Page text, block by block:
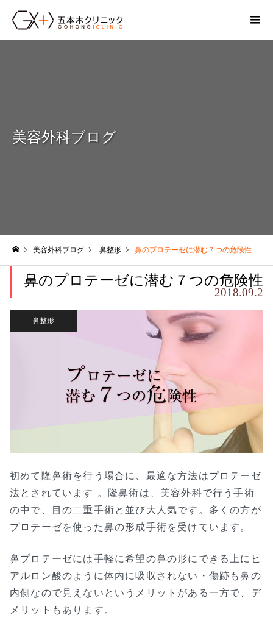
美容外科ブログ
美容外科ブログ 鼻整形 鼻のプロテーゼに潜む７つの危険性
鼻のプロテーゼに潜む７つの危険性
2018.09.2
鼻整形
初めて隆鼻術を行う場合に、最適な方法はプロテーゼ
法とされています 。隆鼻術は、美容外科で行う手術
の中で、目の二重手術と並び大人気です。多くの方が
プロテーゼを使った鼻の形成手術を受けています。
鼻プロテーゼには手軽に希望の鼻の形にできる上にヒ
アルロン酸のように体内に吸収されない・傷跡も鼻の
内側なので見えないというメリットがある一方で、デ
メリットもあります。